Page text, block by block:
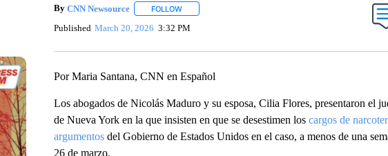
By CNN Newsource FOLLOWFOLLOW "" TO RECEIVE NOTIFICATIONS ABOUT NEW
Published March 20, 2026 3:32 PM
Por Maria Santana, CNN en Español
Los abogados de Nicolás Maduro y su esposa, Cilia Flores, presentaron el
de Nueva York en la que insisten en que se desestimen los cargos de
argumentosdel Gobierno de Estados Unidos en el caso, a menos de una
26 de marzo.